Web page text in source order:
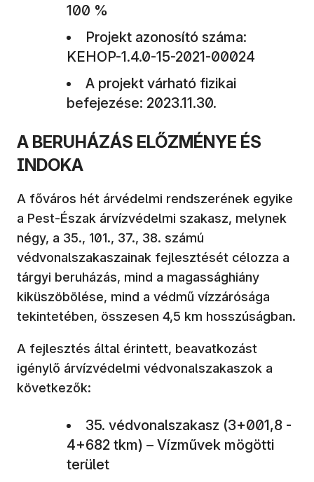
100 %
Projekt azonosító száma:
KEHOP-1.4.0-15-2021-00024
A projekt várható fizikai
befejezése: 2023.11.30.
A BERUHÁZÁS ELŐZMÉNYE ÉS
INDOKA
A főváros hét árvédelmi rendszerének egyike
a Pest-Észak árvízvédelmi szakasz, melynek
négy, a 35., 101., 37., 38. számú
védvonalszakaszainak fejlesztését célozza a
tárgyi beruházás, mind a magassághiány
kiküszöbölése, mind a védmű vízzárósága
tekintetében, összesen 4,5 km hosszúságban.
A fejlesztés által érintett, beavatkozást
igénylő árvízvédelmi védvonalszakaszok a
következők:
35. védvonalszakasz (3+001,8 -
4+682 tkm) – Vízművek mögötti
terület